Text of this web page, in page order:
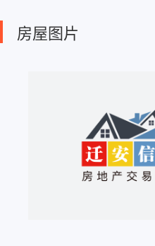
房屋图片